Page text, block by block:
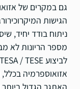
גם במקרים של
ניתוח בודד יחיד,
מספר הריונות לא
לביצוע TESA / TESE שיצריכו מספר ניתוחים והרדמות.
אזואוספרמיה
האתגר הגדול